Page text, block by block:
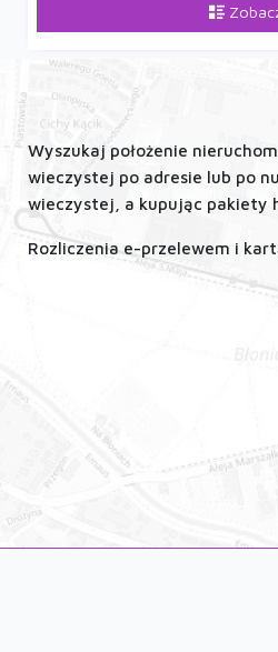
Wyszukaj położenie
wieczystej po adresie lub po
wieczystej, a kupując pakiety
Rozliczenia e-przelewem i